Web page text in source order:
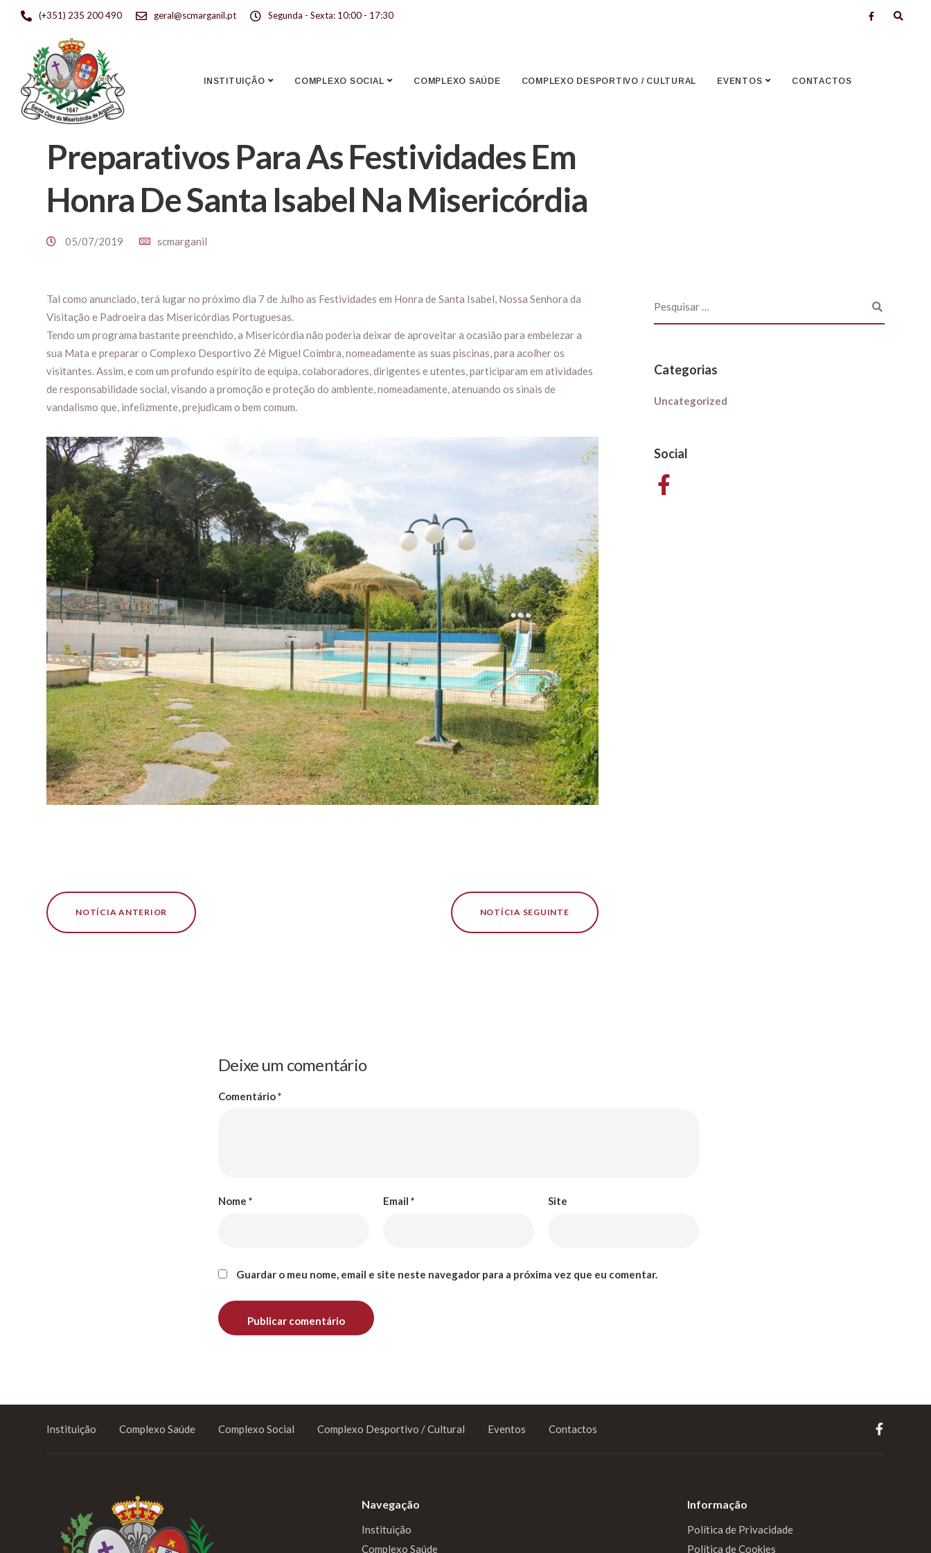
(+351) 235 200 490 geral@scmarganil.pt Segunda - Sexta: 10:00 - 17:30
INSTITUIÇÃO COMPLEXO SOCIAL COMPLEXO SAÚDE COMPLEXO DESPORTIVO / CULTURAL EVENTOS CONTACTOS
Preparativos Para As Festividades Em
Honra De Santa Isabel Na Misericórdia
05/07/2019 scmarganil
Tal como anunciado, terá lugar no próximo dia 7 de Julho as Festividades em Honra de Santa Isabel, Nossa Senhora da
Visitação e Padroeira das Misericórdias Portuguesas.
Tendo um programa bastante preenchido, a Misericórdia não poderia deixar de aproveitar a ocasião para embelezar a
sua Mata e preparar o Complexo Desportivo Zé Miguel Coimbra, nomeadamente as suas piscinas, para acolher os
visitantes. Assim, e com um profundo espírito de equipa, colaboradores, dirigentes e utentes, participaram em atividades
de responsabilidade social, visando a promoção e proteção do ambiente, nomeadamente, atenuando os sinais de
vandalismo que, infelizmente, prejudicam o bem comum.
NOTÍCIA ANTERIOR NOTÍCIA SEGUINTE
Categorias
Uncategorized
Social
Deixe um comentário
Comentário*
Nome * Email * Site
Guardar o meu nome, email e site neste navegador para a próxima vez que eu comentar.
Instituição Complexo Saúde Complexo Social Complexo Desportivo / Cultural Eventos Contactos
Navegação
Instituição
Complexo Saúde
Informação
Política de Privacidade
Política de Cookies